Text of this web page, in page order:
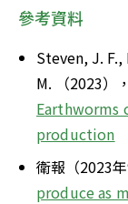
參考資料
Steven, J. F.,
M. （2023
production
衛報（2023
produce as